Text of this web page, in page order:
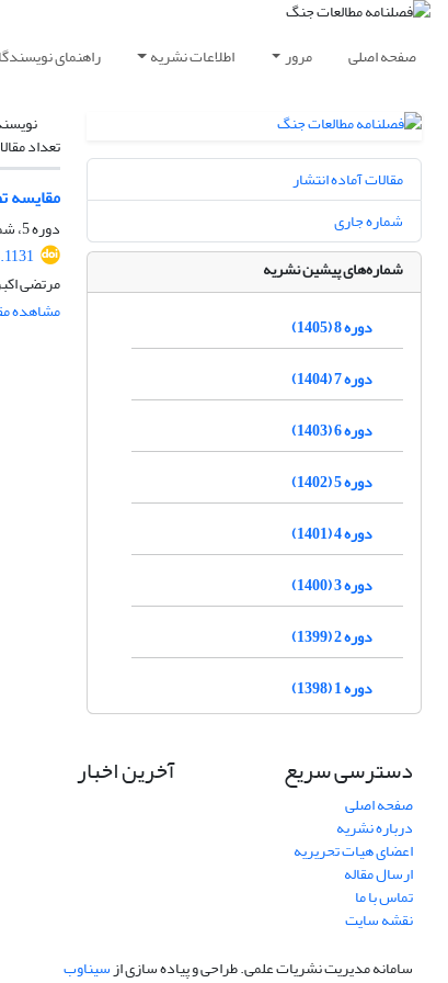
صفحه اصلی مرور اطلاعات نشریه راهنمای
تعداد
مقایسه
دوره 5، شماره 18، پاییز 1402، صفحه
مرتضی
مشاهده
مقالات آماده انتشار
شماره جاری
شماره‌های پیشین نشریه
دوره 8 (1405)
دوره 7 (1404)
دوره 6 (1403)
دوره 5 (1402)
دوره 4 (1401)
دوره 3 (1400)
دوره 2 (1399)
دوره 1 (1398)
دسترسی سریع
صفحه اصلی
درباره نشریه
اعضای هیات تحریریه
ارسال مقاله
تماس با ما
نقشه سایت
آخرین اخبار
سامانه مدیریت نشریات علمی.طراحی و پیاده سازی ازسیناوب